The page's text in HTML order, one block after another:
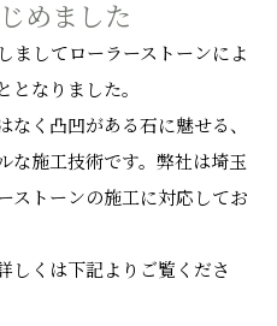
めました
ましてローラーストーンによ
となりました。
なく凸凹がある石に魅せる、
な施工技術です。弊社は埼玉
ストーンの施工に対応してお
しくは下記よりご覧くださ